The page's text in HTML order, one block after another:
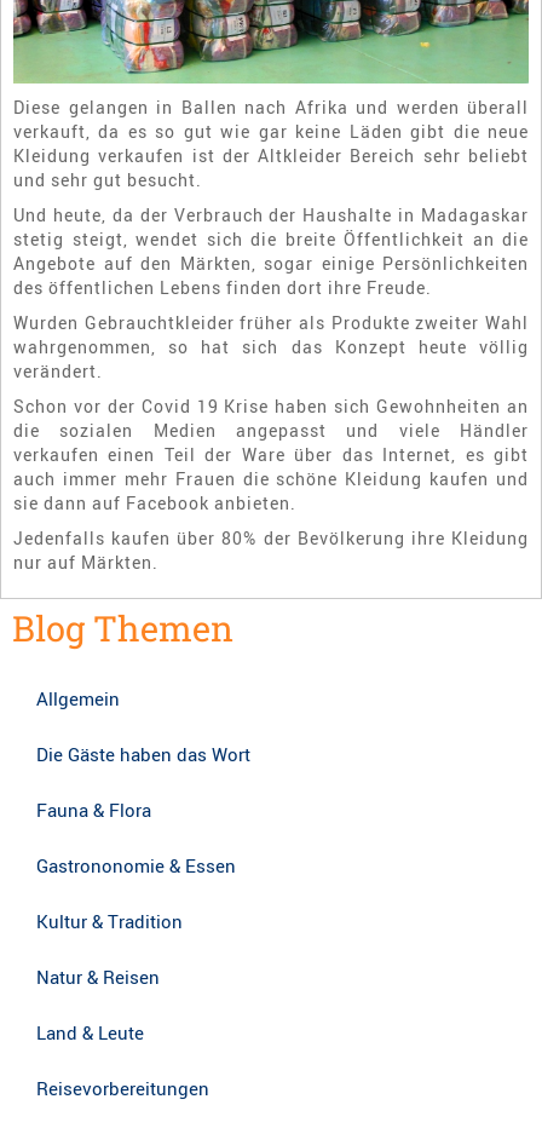
Diese gelangen in Ballen nach Afrika und werden überall
verkauft, da es so gut wie gar keine Läden gibt die neue
Kleidung verkaufen ist der Altkleider Bereich sehr beliebt
und sehr gut besucht.
Und heute, da der Verbrauch der Haushalte in Madagaskar
stetig steigt, wendet sich die breite Öffentlichkeit an die
Angebote auf den Märkten, sogar einige Persönlichkeiten
des öffentlichen Lebens finden dort ihre Freude.
Wurden Gebrauchtkleider früher als Produkte zweiter Wahl
wahrgenommen, so hat sich das Konzept heute völlig
verändert.
Schon vor der Covid 19 Krise haben sich Gewohnheiten an
die sozialen Medien angepasst und viele Händler
verkaufen einen Teil der Ware über das Internet, es gibt
auch immer mehr Frauen die schöne Kleidung kaufen und
sie dann auf Facebook anbieten.
Jedenfalls kaufen über 80% der Bevölkerung ihre Kleidung
nur auf Märkten.
Blog Themen
Allgemein
Die Gäste haben das Wort
Fauna & Flora
Gastrononomie & Essen
Kultur & Tradition
Natur & Reisen
Land & Leute
Reisevorbereitungen